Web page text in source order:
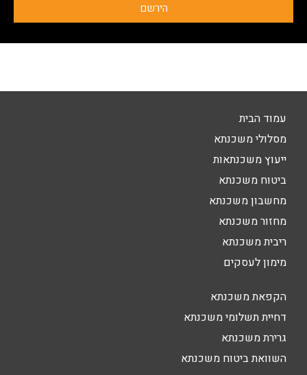
הירשם
עמוד הבית
מסלולי משכנתא
ייעוץ משכנתאות
ביטוח משכנתא
מחשבון משכנתא
מחזור משכנתא
ריבית משכנתא
מימון לעסקים
הקפאת משכנתא
דחיית תשלומי משכנתא
גרירת משכנתא
השוואת ביטוח משכנתא